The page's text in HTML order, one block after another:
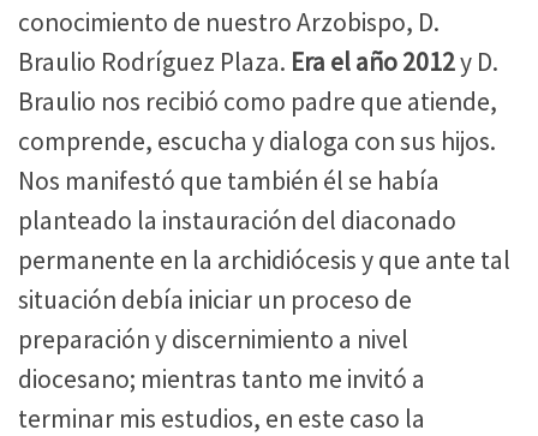
conocimiento de nuestro Arzobispo, D.
Braulio Rodríguez Plaza. Era el año 2012y D.
Braulio nos recibió como padre que atiende,
comprende, escucha y dialoga con sus hijos.
Nos manifestó que también él se había
planteado la instauración del diaconado
permanente en la archidiócesis y que ante tal
situación debía iniciar un proceso de
preparación y discernimiento a nivel
diocesano; mientras tanto me invitó a
terminar mis estudios, en este caso la